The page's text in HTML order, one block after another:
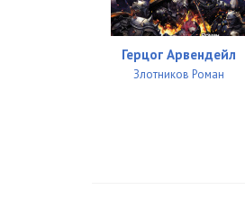
0044
0045Герцог Арвендейл
Злотников Роман